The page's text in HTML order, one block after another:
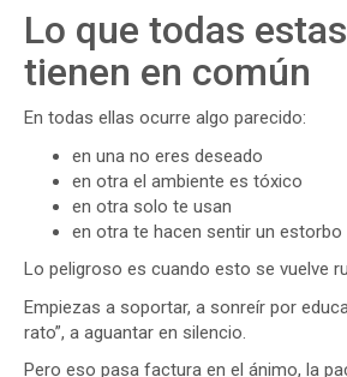
Lo que todas
tienen en común
En todas ellas ocurre algo parecido:
en una no eres deseado
en otra el ambiente es tóxico
en otra solo te usan
en otra te hacen sentir un estorbo
Lo peligroso es cuando esto se vuelve
Empiezas a soportar, a sonreír por
rato”, a aguantar en silencio.
Pero eso pasa factura en el ánimo, la